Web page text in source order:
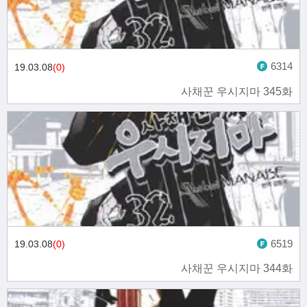
사채꾼 우시지마 345화
19.03.08(0) 6314
사채꾼 우시지마 344화
19.03.08(0) 6519